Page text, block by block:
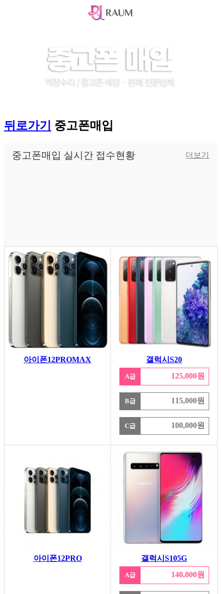
뒤로가기 중고폰매입
중고폰매입 실시간 접수현황 더보기
아이폰12PROMAX 갤럭시S20
A급 125,000원
B급 115,000원
C급 100,000원
아이폰12PRO 갤럭시S105G
A급 140,000원